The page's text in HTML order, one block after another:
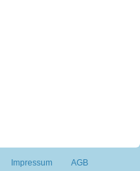
Impressum AGB